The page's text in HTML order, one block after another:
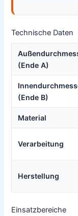
Technische Daten
(Ende A)
(Ende B)
Material
Verarbeitung
Herstellung
Einsatzbereiche